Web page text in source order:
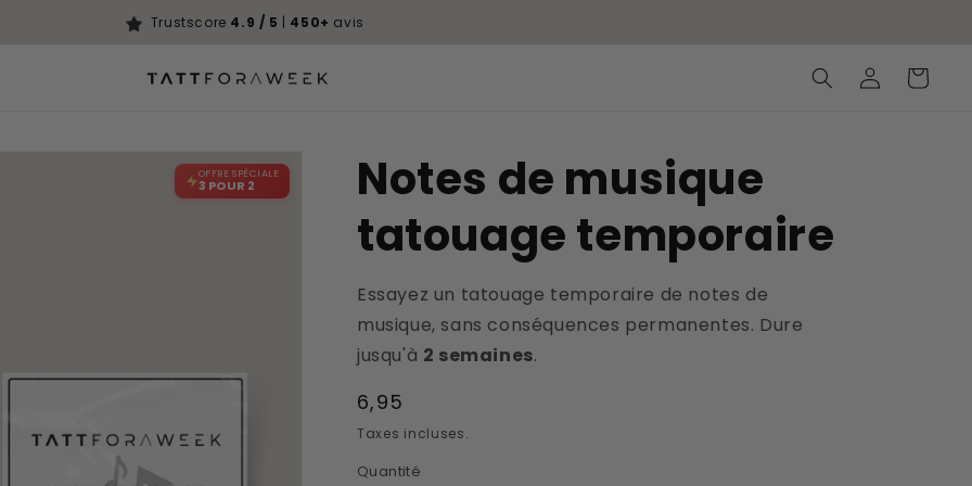
Trustscore 4.9 / 5 | 450+ avis
ConnexionPanier
OFFRE SPÉCIALE
3 POUR 2
Notes de musique
tatouage temporaire
Essayez un tatouage temporaire de notes de
musique, sans conséquences permanentes. Dure
jusqu'à 2 semaines.
Prix
habituel
6,95
Taxes incluses.
Quantité